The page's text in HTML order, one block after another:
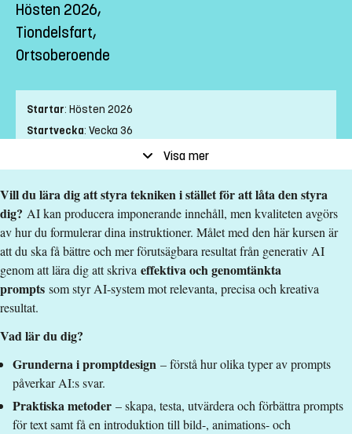
Hösten 2026,
Tiondelsfart,
Ortsoberoende
Startar: Hösten 2026
Startvecka: Vecka 36
Ort:Ortsoberoende
Studietakt :Tiondelsfart
Nivå:Grundnivå
Studieform:Distans
Undervisningstid :Blandad undervisningstid
Antal obligatoriska tillfällen:0
Undervisningsspråk
Antal platser
Särskilda förkunskapskrav
Grundläggande behörighet på grundnivå
Visa mer
Vill du lära dig att styra tekniken i stället för att låta den styra
dig? AI kan producera imponerande innehåll, men kvaliteten avgörs
av hur du formulerar dina instruktioner. Målet med den här kursen är
att du ska få bättre och mer förutsägbara resultat från generativ AI
genom att lära dig att skriva effektiva och genomtänkta
prompts som styr AI-system mot relevanta, precisa och kreativa
resultat.
Vad lär du dig?
Grunderna i promptdesign – förstå hur olika typer av prompts
påverkar AI:s svar.
Praktiska metoder – skapa, testa, utvärdera och förbättra prompts
för text samt få en introduktion till bild-, animations- och